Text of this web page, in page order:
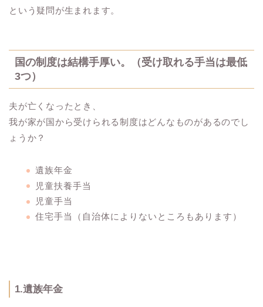
という疑問が生まれます。
国の制度は結構手厚い。（受け取れる手当は最低
3つ）
夫が亡くなったとき、
我が家が国から受けられる制度はどんなものがあるのでし
ょうか？
遺族年金
児童扶養手当
児童手当
住宅手当（自治体によりないところもあります）
1.遺族年金